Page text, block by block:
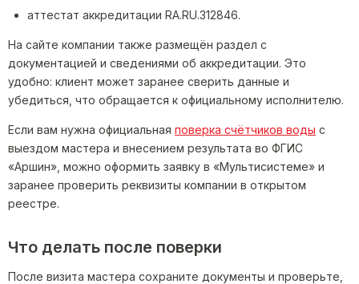
аттестат аккредитации RA.RU.312846.
На сайте компании также размещён раздел с
документацией и сведениями об аккредитации. Это
удобно: клиент может заранее сверить данные и
убедиться, что обращается к официальному исполнителю.
Если вам нужна официальная поверка счётчиков воды с
выездом мастера и внесением результата во ФГИС
«Аршин», можно оформить заявку в «Мультисистеме» и
заранее проверить реквизиты компании в открытом
реестре.
Что делать после поверки
После визита мастера сохраните документы и проверьте,